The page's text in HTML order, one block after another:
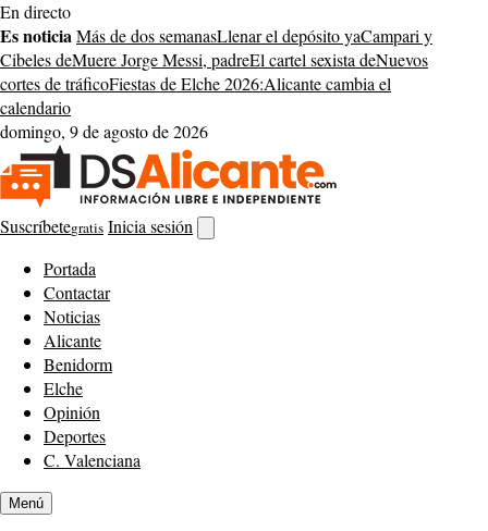
Saltar
al
contenido
En directo
Es noticiaMás de dos semanasLlenar el depósito yaCampari y
Cibeles deMuere Jorge Messi, padreEl cartel sexista deNuevos
cortes de tráficoFiestas de Elche 2026:Alicante cambia el
calendario
domingo, 9 de agosto de 2026
Suscríbetegratis Inicia sesión
buscador
Portada
Contactar
Noticias
Alicante
Benidorm
Elche
Opinión
Deportes
C. Valenciana
Menú